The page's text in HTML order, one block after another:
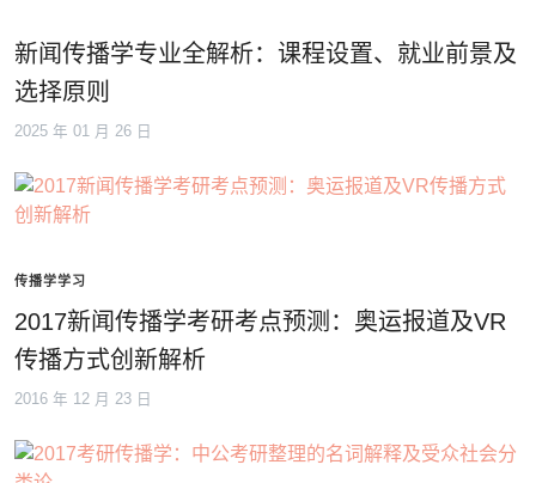
新闻传播学专业全解析：课程设置、就业前景及
选择原则
2025 年 01 月 26 日
传播学学习
2017新闻传播学考研考点预测：奥运报道及VR
传播方式创新解析
2016 年 12 月 23 日